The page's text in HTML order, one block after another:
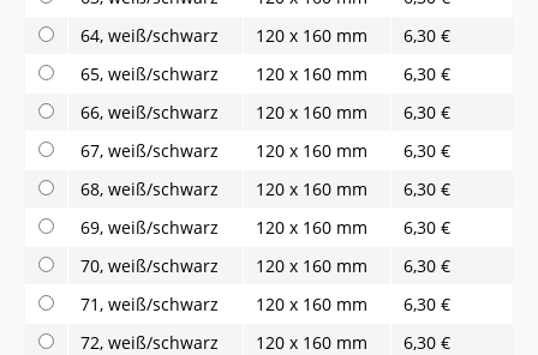
64, weiß/schwarz
120 x 160 mm
6,30 €
65, weiß/schwarz
120 x 160 mm
6,30 €
66, weiß/schwarz
120 x 160 mm
6,30 €
67, weiß/schwarz
120 x 160 mm
6,30 €
68, weiß/schwarz
120 x 160 mm
6,30 €
69, weiß/schwarz
120 x 160 mm
6,30 €
70, weiß/schwarz
120 x 160 mm
6,30 €
71, weiß/schwarz
120 x 160 mm
6,30 €
72, weiß/schwarz
120 x 160 mm
6,30 €